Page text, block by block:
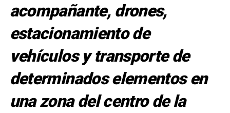
acompañante, drones,
estacionamiento de
vehículos y transporte de
determinados elementos en
una zona del centro de la